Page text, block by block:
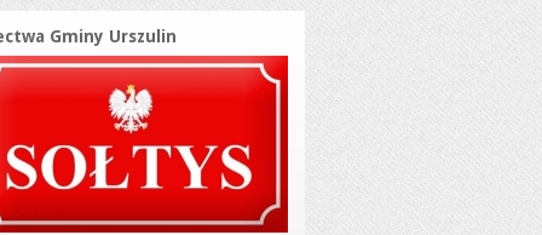
Gminy Urszulin